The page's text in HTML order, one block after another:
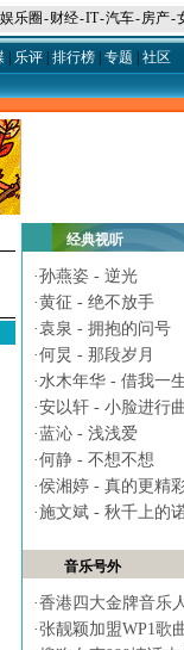
娱乐圈 -财经-IT-汽车-房产-
| 乐评| 排行榜| 专题 社区
经典视听
·孙燕姿 - 逆光
·黄征 - 绝不放手
·袁泉 - 拥抱的问号
·何炅 - 那段岁月
·水木年华 - 借我一
·安以轩 - 小脸进行曲
·蓝沁 - 浅浅爱
·何静 - 不想不想
·侯湘婷 - 真的更精
·施文斌 - 秋千上的
音乐号外
·香港四大金牌音乐
·张靓颖加盟WP1歌